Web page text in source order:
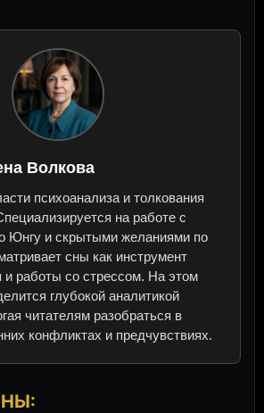
Волкова
психоанализа и толкования
на работе с
Юнгу и скрытыми желаниями по
сны как инструмент
и работы со стрессом. На этом
глубокой аналитикой
читателям разобраться в
конфликтах и предчувствиях.